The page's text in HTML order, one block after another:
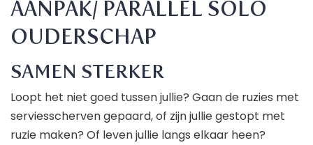
AANPAK/ PARALLEL SOLO
OUDERSCHAP
SAMEN STERKER
Loopt het niet goed tussen jullie? Gaan de ruzies met
serviesscherven gepaard, of zijn jullie gestopt met
ruzie maken? Of leven jullie langs elkaar heen?